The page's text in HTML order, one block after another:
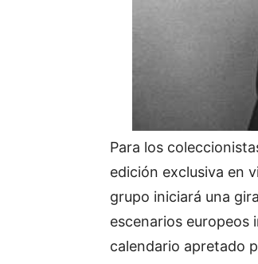
Para los
edición exclusiva en
grupo iniciará una
escenarios
calendario apretado